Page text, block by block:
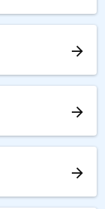
arrow_forward
arrow_forward
arrow_forward